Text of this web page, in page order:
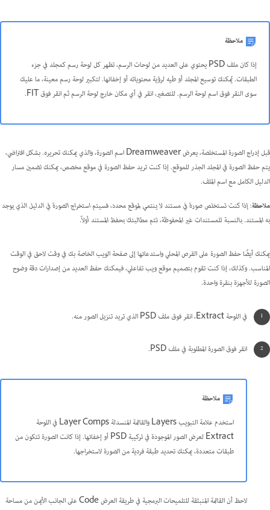
ملاحظة
إذا كان ملف PSD يحتوي على العديد من لوحات الرسم، تظهر كل لوحة رسم كمجلد في جزء
الطبقات. يُمكنك توسيع المجلد أو طيه لرؤية محتوياته أو إخفائها. لتكبير لوحة رسم معينة، ما عليك
سوى النقر فوق اسم لوحة الرسم. للتصغير، انقر في أي مكان خارج لوحة الرسم ثم انقر فوق FIT.
قبل إدراج الصورة المستخلصة، يعرض Dreamweaver اسم الصورة، والذي يمكنك تحريره. بشكل افتراضي،
يتم حفظ الصورة في المجلد الجذر للموقع. إذا كنت تريد حفظ الصورة في موقع مخصص، يمكنك تضمين مسار
الدليل الكامل مع اسم الملف.
ملاحظة: إذا كنت تستخلص صورة في مستند لا ينتمي لموقع محدد، فسيتم استخراج الصورة في الدليل الذي يوجد
به المستند. بالنسبة للمستندات غير المحفوظة، تتم مطالبتك بحفظ المستند أولاً.
يمكنك أيضًا حفظ الصورة على القرص المحلي واستدعائها إلى صفحة الويب الخاصة بك في وقت لاحق في الوقت
المناسب. وكذلك، إذا كنت تقوم بتصميم موقع ويب تفاعلي، فيمكنك حفظ العديد من إصدارات دقة وضوح
الصورة للأجهزة بنقرة واحدة.
في اللوحة Extract، انقر فوق ملف PSD الذي تريد تنزيل الصور منه.
انقر فوق الصورة المطلوبة في ملف PSD.
ملاحظة
استخدم علامة التبويب Layers والقائمة المنسدلة Layer Comps في اللوحة
Extract لعرض الصور الموجودة في تركيبة PSD أو إخفائها. إذا كانت الصورة تتكون من
طبقات متعددة، يمكنك تحديد طبقة فردية من الصورة لاستخراجها.
لاحظ أن القائمة المنبثقة للتلميحات البرمجية في طريقة العرض Code على الجانب الأيمن من مساحة